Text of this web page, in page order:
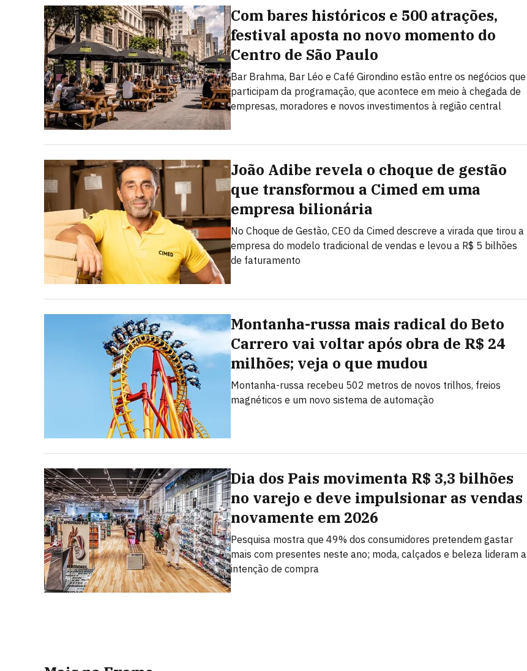
Com bares históricos e 500 atrações,
festival aposta no novo momento do
Centro de São Paulo
Bar Brahma, Bar Léo e Café Girondino estão entre os negócios que
participam da programação, que acontece em meio à chegada de
empresas, moradores e novos investimentos à região central
João Adibe revela o choque de gestão
que transformou a Cimed em uma
empresa bilionária
No Choque de Gestão, CEO da Cimed descreve a virada que tirou a
empresa do modelo tradicional de vendas e levou a R$ 5 bilhões
de faturamento
Montanha-russa mais radical do Beto
Carrero vai voltar após obra de R$ 24
milhões; veja o que mudou
Montanha-russa recebeu 502 metros de novos trilhos, freios
magnéticos e um novo sistema de automação
Dia dos Pais movimenta R$ 3,3 bilhões
no varejo e deve impulsionar as vendas
novamente em 2026
Pesquisa mostra que 49% dos consumidores pretendem gastar
mais com presentes neste ano; moda, calçados e beleza lideram a
intenção de compra